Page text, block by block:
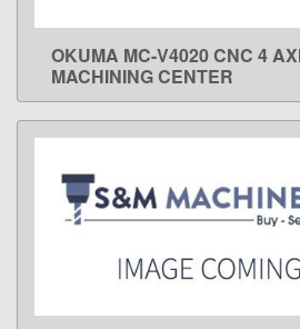
LEARN
OKUMA MC-V4020 CNC 4
MACHINING CENTER